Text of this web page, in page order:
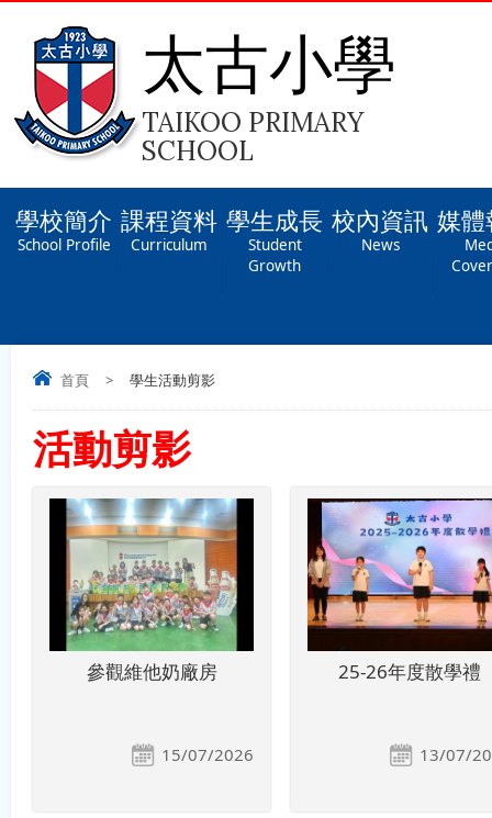
太古小學
TAIKOO PRIMARY
SCHOOL
學校簡介
School Profile
課程資料
Curriculum
學生成長
Student
Growth
校內資訊
News
媒
首頁 > 學生活動剪影
活動剪影
參觀維他奶廠房
15/07/2026
25-26年度散學禮
13/07/